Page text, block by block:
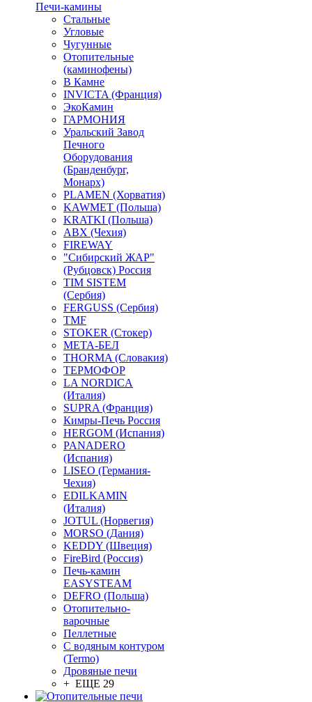
Печи-камины
Стальные
Угловые
Чугунные
Отопительные
(каминофены)
В Камне
INVICTA (Франция)
ЭкоКамин
ГАРМОНИЯ
Уральский Завод
Печного
Оборудования
(Бранденбург,
Монарх)
PLAMEN (Хорватия)
KAWMET (Польша)
KRATKI (Польша)
ABX (Чехия)
FIREWAY
"Сибирский ЖАР"
(Рубцовск) Россия
TIM SISTEM
(Сербия)
FERGUSS (Сербия)
TMF
STOKER (Стокер)
МЕТА-БЕЛ
THORMA (Словакия)
ТЕРМОФОР
LA NORDICA
(Италия)
SUPRA (Франция)
Кимры-Печь Россия
HERGOM (Испания)
PANADERO
(Испания)
LISEO (Германия-
Чехия)
EDILKAMIN
(Италия)
JOTUL (Норвегия)
MORSO (Дания)
KEDDY (Швеция)
FireBird (Россия)
Печь-камин
EASYSTEAM
DEFRO (Польша)
Отопительно-
варочные
Пеллетные
С водяным контуром
(Termo)
Дровяные печи
+ ЕЩЕ 29